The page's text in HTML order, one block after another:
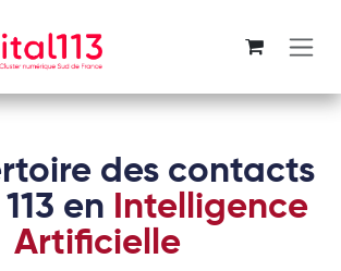
des contacts
en Intelligence
Artificielle